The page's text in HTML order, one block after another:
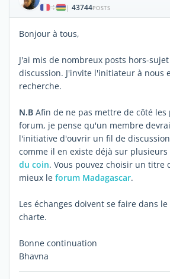
| 43744POSTS
Bonjour à tous,
J'ai mis de nombreux posts hors-
discussion. J'invite l'initiateur à nous
recherche.
N.B Afin de ne pas mettre de côté
forum, je pense qu'un membre
l'initiative d'ouvrir un fil de
comme il en existe déjà sur
du coin. Vous pouvez choisir un titre
mieux le forum Madagascar.
Les échanges doivent se faire dans
charte.
Bonne continuation
Bhavna